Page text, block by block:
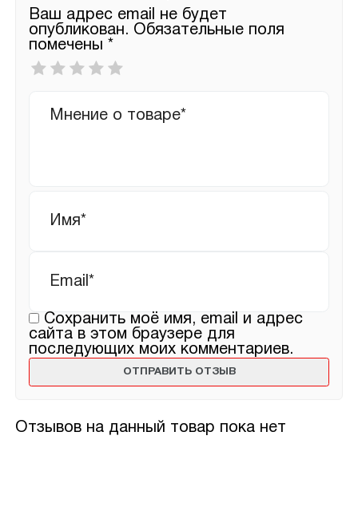
Отзывов на данный товар пока нет
Ваш адрес email не будет
опубликован. Обязательные поля
помечены *
Ваша
оценка
отзыв
Сохранить моё имя, email и адрес
сайта в этом браузере для
последующих моих комментариев.